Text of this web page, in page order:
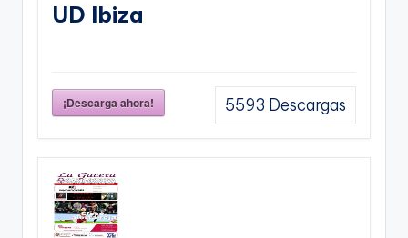
UD Ibiza
¡Descarga ahora! 5593 Descargas